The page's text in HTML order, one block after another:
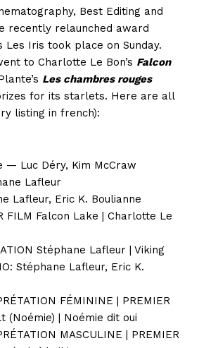
Best Editing and
recently relaunched award
Les Iris took place on Sunday.
to Charlotte Le Bon’s Falcon
Les chambres rouges
for its starlets. Here are all
listing in french):
— Luc Déry, Kim McCraw
Lafleur
Lafleur, Eric K. Boulianne
FILM Falcon Lake | Charlotte Le
Stéphane Lafleur | Viking
Stéphane Lafleur, Eric K.
FÉMININE | PREMIER
(Noémie) | Noémie dit oui
MASCULINE | PREMIER